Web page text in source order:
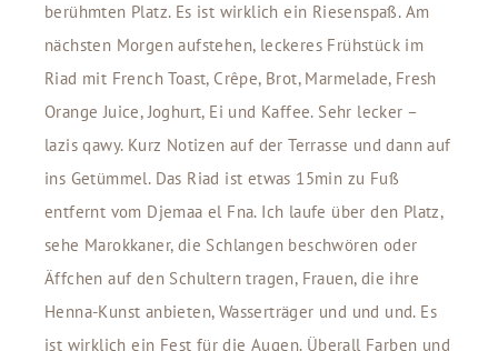
berühmten Platz. Es ist wirklich ein Riesenspaß. Am
nächsten Morgen aufstehen, leckeres Frühstück im
Riad mit French Toast, Crêpe, Brot, Marmelade, Fresh
Orange Juice, Joghurt, Ei und Kaffee. Sehr lecker –
lazis qawy. Kurz Notizen auf der Terrasse und dann auf
ins Getümmel. Das Riad ist etwas 15min zu Fuß
entfernt vom Djemaa el Fna. Ich laufe über den Platz,
sehe Marokkaner, die Schlangen beschwören oder
Äffchen auf den Schultern tragen, Frauen, die ihre
Henna-Kunst anbieten, Wasserträger und und und. Es
ist wirklich ein Fest für die Augen. Überall Farben und